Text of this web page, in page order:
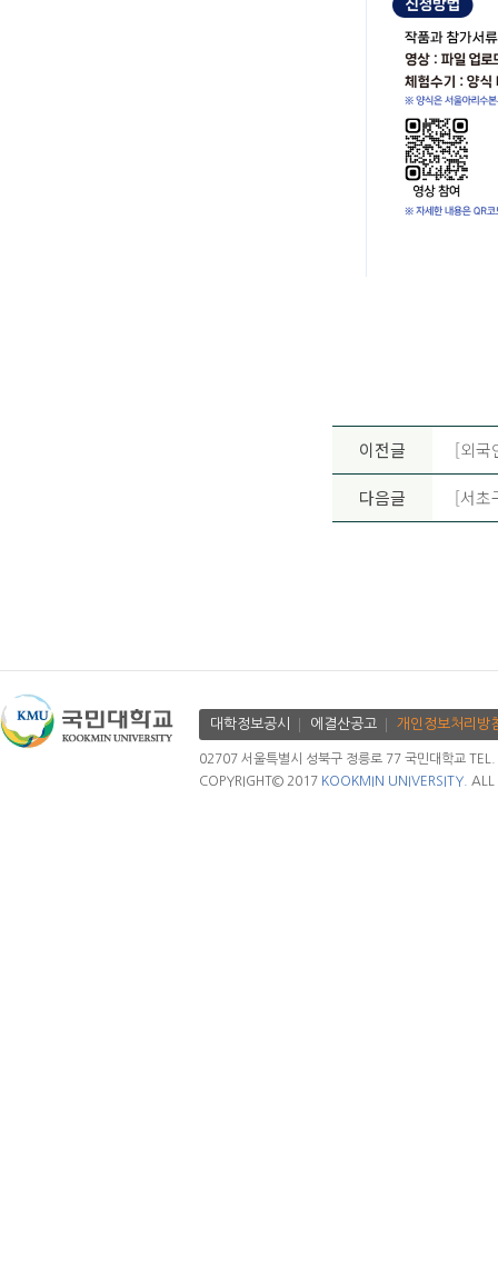
이전글 [외국
다음글 [서초
대학정보공시 에결산공고 개인정보처리방
02707 서울특별시 성북구 정릉로 77 국민대학교
COPYRIGHT© 2017 KOOKMIN UNIVERSITY. ALL